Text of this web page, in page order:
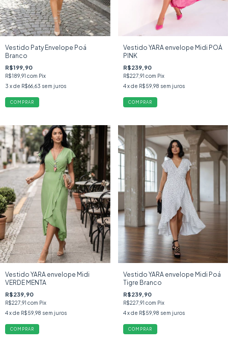
Vestido Paty Envelope Poá
Branco
R$199,90
R$189,91 com Pix
3 x de R$66,63 sem juros
COMPRAR
Vestido YARA envelope Midi POÁ
PINK
R$239,90
R$227,91 com Pix
4 x de R$59,98 sem juros
COMPRAR
Vestido YARA envelope Midi
VERDE MENTA
R$239,90
R$227,91 com Pix
4x de R$59,98 sem juros
COMPRAR
Vestido YARA envelope Midi Poá
Tigre Branco
R$239,90
R$227,91 com Pix
4 x de R$59,98 sem juros
COMPRAR